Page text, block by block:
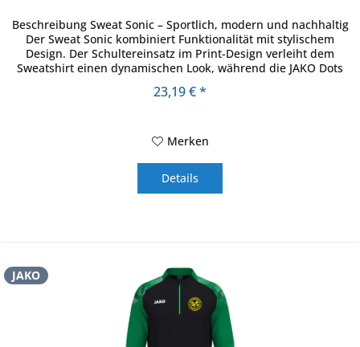
Beschreibung Sweat Sonic – Sportlich, modern und nachhaltig
Der Sweat Sonic kombiniert Funktionalität mit stylischem
Design. Der Schultereinsatz im Print-Design verleiht dem
Sweatshirt einen dynamischen Look, während die JAKO Dots
23,19 € *
Merken
Details
JAKO